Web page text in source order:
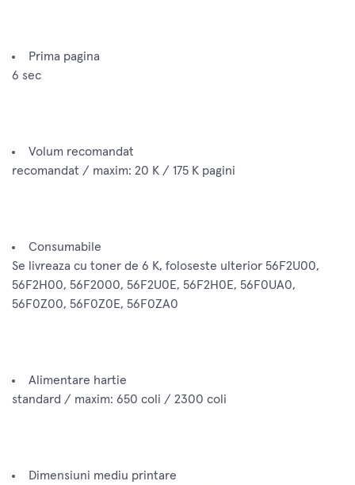
Prima pagina
6 sec
Volum recomandat
recomandat / maxim: 20 K / 175 K pagini
Consumabile
Se livreaza cu toner de 6 K, foloseste ulterior 56F2U00,
56F2H00, 56F2000, 56F2U0E, 56F2H0E, 56F0UA0,
56F0Z00, 56F0Z0E, 56F0ZA0
Alimentare hartie
standard / maxim: 650 coli / 2300 coli
Dimensiuni mediu printare